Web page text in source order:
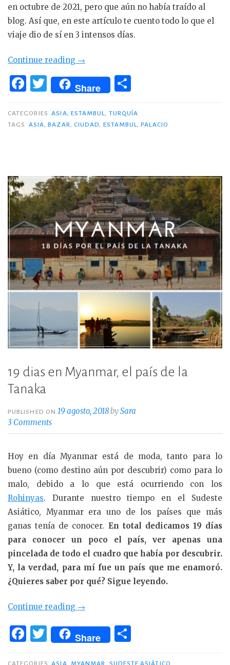
en octubre de 2021, pero que aún no había traído al
blog. Así que, en este artículo te cuento todo lo que el
viaje dio de sí en 3 intensos días.
Continue reading «Escapada
Estambul
3
días»
→
F
c
e
o
k
T
w
it
te
Share
m
p
r
CATEGORIES ASIA, ESTAMBUL, TURQUÍA
TAGS
ASIA,BAZAR, CIUDAD, ESTAMBUL,PALACIO
19 dias en Myanmar, el país de la
Tanaka
PUBLISHED ON 19 agosto, 2018bySara
3 Comments
Hoy en día Myanmar está de moda, tanto para lo
bueno (como destino aún por descubrir) como para lo
malo, debido a lo que está ocurriendo con los
Rohinyas. Durante nuestro tiempo en el Sudeste
Asiático, Myanmar era uno de los países que más
ganas tenía de conocer. En total dedicamos 19 días
para conocer un poco el país, ver apenas una
pincelada de todo el cuadro que había por descubrir.
Y, la verdad, para mí fue un país que me enamoró.
¿Quieres saber por qué? Sigue leyendo.
Continue reading «19
en
el
→
F
T
w
Share
CATEGORIES ASIA MYANMAR
SUDESTE ASIÁTICO